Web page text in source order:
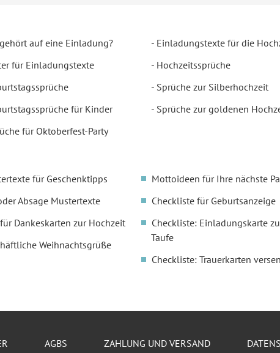
auf eine Einladung?
für Einladungstexte
für Kinder
für Oktoberfest-Party
Einladungstexte für die
Hochzeitssprüche
Sprüche zur Silberhochzeit
Sprüche zur goldenen
für Geschenktipps
Absage Mustertexte
Dankeskarten zur Hochzeit
Weihnachtsgrüße
Mottoideen für Ihre nächste
Checkliste für Geburtsanzeige
Checkliste: Einladungskarte
Taufe
Checkliste: Trauerkarten
AGBS ZAHLUNG UND VERSAND